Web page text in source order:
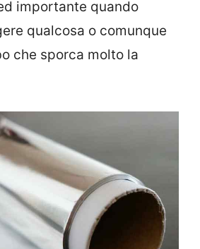
importante quando
qualcosa o comunque
che sporca molto la